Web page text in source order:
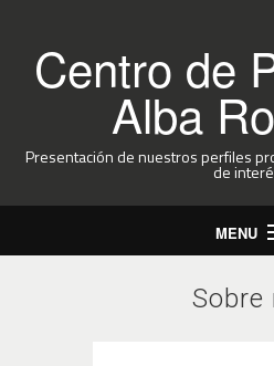
Centro de
Alba
Presentación de nuestros perfiles
de
MENU
Sobre